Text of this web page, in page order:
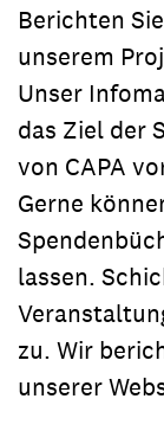
Berichten
unserem
Unser
das Ziel der
von CAPA
Gerne
lassen.
zu. Wir
unserer